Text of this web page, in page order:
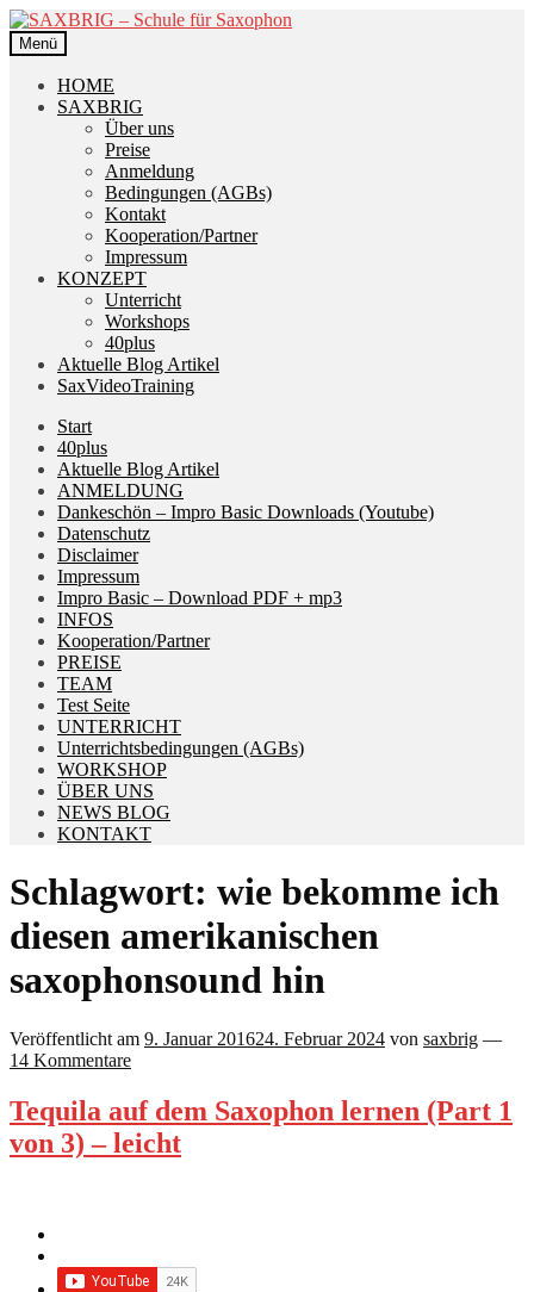
Zur
Navigation
springen
Zum
Inhalt
springen
Menü
HOME
SAXBRIG
Über uns
Preise
Anmeldung
Bedingungen (AGBs)
Kontakt
Kooperation/Partner
Impressum
KONZEPT
Unterricht
Workshops
40plus
Aktuelle Blog Artikel
SaxVideoTraining
Start
40plus
Aktuelle Blog Artikel
ANMELDUNG
Dankeschön – Impro Basic Downloads (Youtube)
Datenschutz
Disclaimer
Impressum
Impro Basic – Download PDF + mp3
INFOS
Kooperation/Partner
PREISE
TEAM
Test Seite
UNTERRICHT
Unterrichtsbedingungen (AGBs)
WORKSHOP
ÜBER UNS
NEWS BLOG
KONTAKT
Schlagwort: wie bekomme ich
diesen amerikanischen
saxophonsound hin
Veröffentlicht am 9. Januar 201624. Februar 2024 von saxbrig —
14 Kommentare
Tequila auf dem Saxophon lernen (Part 1
von 3) – leicht